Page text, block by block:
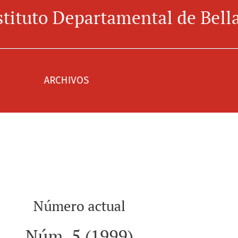
Departamental de
ARCHIVOS
Número actual